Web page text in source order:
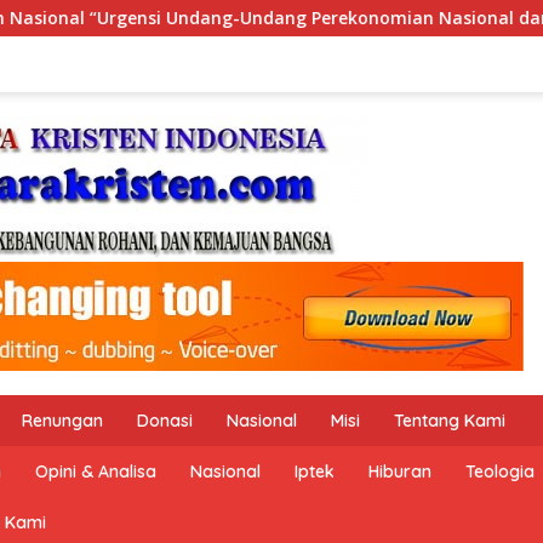
Nasional dan Kesejahteraan Sosial dalam
Renungan Donasi Nasional Misi Tentang Kami
Opini & Analisa Nasional Iptek Hiburan Teologia
Kami